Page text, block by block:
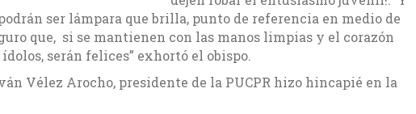
ser lámpara que brilla, punto de referencia en medio de
que, si se mantienen con las manos limpias y el corazón
serán felices” exhortó el obispo.
Vélez Arocho, presidente de la PUCPR hizo hincapié en la